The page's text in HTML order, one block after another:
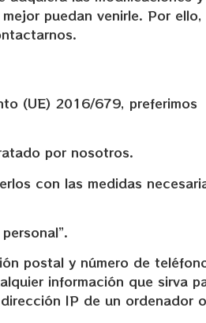
puedan venirle. Por ello,
(UE) 2016/679, preferimos
por nosotros.
con las medidas
postal y número de
información que sirva
IP de un ordenador